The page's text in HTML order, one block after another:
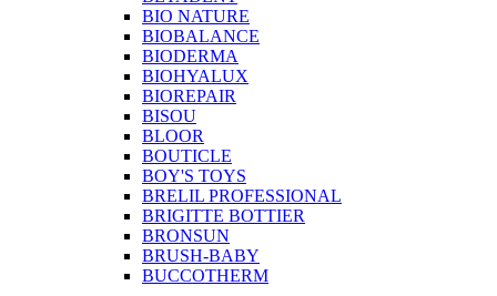
BIO NATURE
BIOBALANCE
BIODERMA
BIOHYALUX
BIOREPAIR
BISOU
BLOOR
BOUTICLE
BOY'S TOYS
BRELIL PROFESSIONAL
BRIGITTE BOTTIER
BRONSUN
BRUSH-BABY
BUCCOTHERM